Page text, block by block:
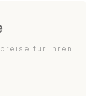
für Ihren